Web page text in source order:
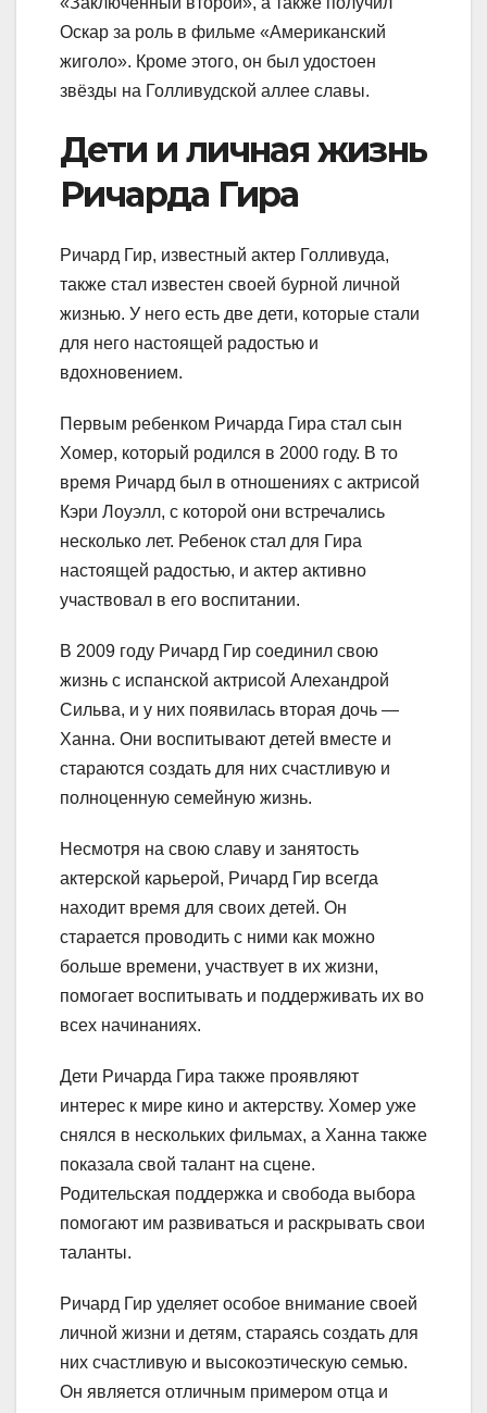
Оскар за роль в фильме «Американский
жиголо». Кроме этого, он был удостоен
звёзды на Голливудской аллее славы.
Дети и личная жизнь
Ричарда Гира
Ричард Гир, известный актер Голливуда,
также стал известен своей бурной личной
жизнью. У него есть две дети, которые стали
для него настоящей радостью и
вдохновением.
Первым ребенком Ричарда Гира стал сын
Хомер, который родился в 2000 году. В то
время Ричард был в отношениях с актрисой
Кэри Лоуэлл, с которой они встречались
несколько лет. Ребенок стал для Гира
настоящей радостью, и актер активно
участвовал в его воспитании.
В 2009 году Ричард Гир соединил свою
жизнь с испанской актрисой Алехандрой
Сильва, и у них появилась вторая дочь —
Ханна. Они воспитывают детей вместе и
стараются создать для них счастливую и
полноценную семейную жизнь.
Несмотря на свою славу и занятость
актерской карьерой, Ричард Гир всегда
находит время для своих детей. Он
старается проводить с ними как можно
больше времени, участвует в их жизни,
помогает воспитывать и поддерживать их во
всех начинаниях.
Дети Ричарда Гира также проявляют
интерес к мире кино и актерству. Хомер уже
снялся в нескольких фильмах, а Ханна также
показала свой талант на сцене.
Родительская поддержка и свобода выбора
помогают им развиваться и раскрывать свои
таланты.
Ричард Гир уделяет особое внимание своей
личной жизни и детям, стараясь создать для
них счастливую и высокоэтическую семью.
Он является отличным примером отца и